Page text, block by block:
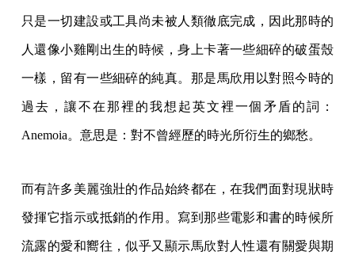
只是一切建設或工具尚未被人類徹底完成，因此那時的
人還像小雞剛出生的時候，身上卡著一些細碎的破蛋殼
一樣，留有一些細碎的純真。那是馬欣用以對照今時的
過去，讓不在那裡的我想起英文裡一個矛盾的詞：
Anemoia。意思是：對不曾經歷的時光所衍生的鄉愁。
而有許多美麗強壯的作品始終都在，在我們面對現狀時
發揮它指示或抵銷的作用。寫到那些電影和書的時候所
流露的愛和嚮往，似乎又顯示馬欣對人性還有關愛與期